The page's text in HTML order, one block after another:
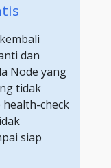
dan
Node yang
tidak
check
siap